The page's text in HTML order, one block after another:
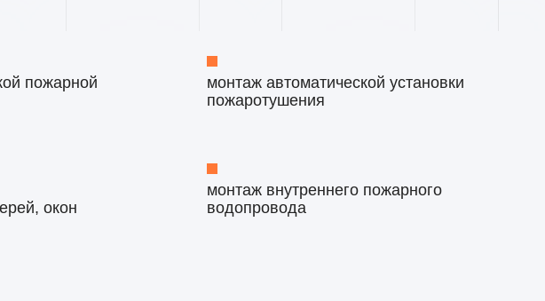
монтаж внутреннего пожарного
водопровода
окон
пожарной
монтаж автоматической установки
пожаротушения